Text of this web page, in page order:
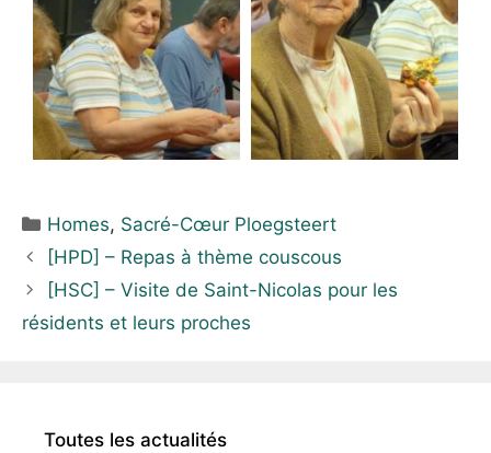
Homes, Sacré-Cœur Ploegsteert
[HPD] – Repas à thème couscous
[HSC] – Visite de Saint-Nicolas pour les
résidents et leurs proches
Toutes les actualités